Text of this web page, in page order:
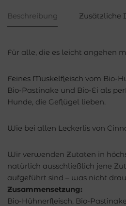
Beschreibung Zusätzliche
Für alle, die es leicht angehen
Feines Muskelfleisch vom Bio-
Bio-Pastinake und Bio-Ei als
Hunde, die Geflügel lieben.
Wie bei allen Leckerlis von
Wir verwenden Zutaten in
natürlich ausschließlich jene
aufgeführt sind – was nicht
Zusammensetzung:
Bio-Hühnerfleisch, Bio-